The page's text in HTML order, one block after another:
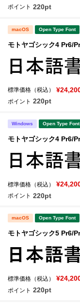
ポイント 220pt
macOS Open Type Font
モトヤゴシック4 Pr6/
標準価格（税込）
ポイント 220pt
Windows Open Type Font
モトヤゴシック4 Pr6/
標準価格（税込）
ポイント 220pt
macOS Open Type Font
モトヤゴシック5 Pr6/
標準価格（税込）
ポイント 220pt